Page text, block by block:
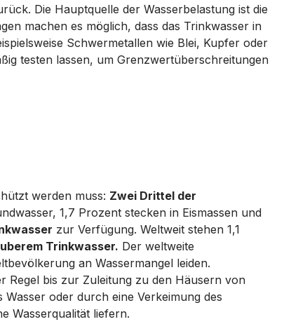
Die Hauptquelle der Wasserbelastung ist die
machen es möglich, dass das Trinkwasser in
Schwermetallen wie Blei, Kupfer oder
testen lassen, um Grenzwertüberschreitungen
werden muss: Zwei Drittel der
1,7 Prozent stecken in Eismassen und
zur Verfügung. Weltweit stehen 1,1
Trinkwasser. Der weltweite
an Wassermangel leiden.
Regel bis zur Zuleitung zu den Häusern von
oder durch eine Verkeimung des
Wasserqualität liefern.